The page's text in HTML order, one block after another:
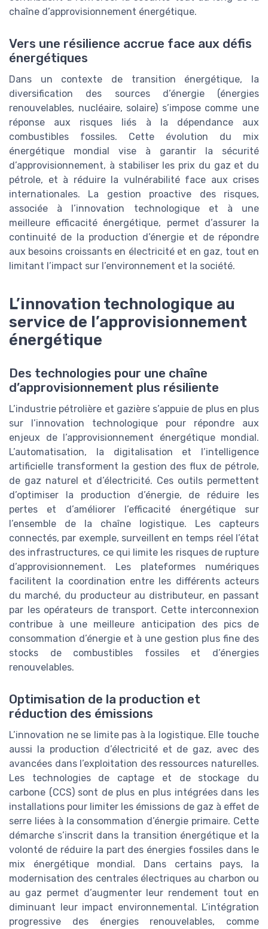
chaîne d’approvisionnement énergétique.
Vers une résilience accrue face aux défis
énergétiques
Dans un contexte de transition énergétique, la
diversification des sources d’énergie (énergies
renouvelables, nucléaire, solaire) s’impose comme une
réponse aux risques liés à la dépendance aux
combustibles fossiles. Cette évolution du mix
énergétique mondial vise à garantir la sécurité
d’approvisionnement, à stabiliser les prix du gaz et du
pétrole, et à réduire la vulnérabilité face aux crises
internationales. La gestion proactive des risques,
associée à l’innovation technologique et à une
meilleure efficacité énergétique, permet d’assurer la
continuité de la production d’énergie et de répondre
aux besoins croissants en électricité et en gaz, tout en
limitant l’impact sur l’environnement et la société.
L’innovation technologique au
service de l’approvisionnement
énergétique
Des technologies pour une chaîne
d’approvisionnement plus résiliente
L’industrie pétrolière et gazière s’appuie de plus en plus
sur l’innovation technologique pour répondre aux
enjeux de l’approvisionnement énergétique mondial.
L’automatisation, la digitalisation et l’intelligence
artificielle transforment la gestion des flux de pétrole,
de gaz naturel et d’électricité. Ces outils permettent
d’optimiser la production d’énergie, de réduire les
pertes et d’améliorer l’efficacité énergétique sur
l’ensemble de la chaîne logistique. Les capteurs
connectés, par exemple, surveillent en temps réel l’état
des infrastructures, ce qui limite les risques de rupture
d’approvisionnement. Les plateformes numériques
facilitent la coordination entre les différents acteurs
du marché, du producteur au distributeur, en passant
par les opérateurs de transport. Cette interconnexion
contribue à une meilleure anticipation des pics de
consommation d’énergie et à une gestion plus fine des
stocks de combustibles fossiles et d’énergies
renouvelables.
Optimisation de la production et
réduction des émissions
L’innovation ne se limite pas à la logistique. Elle touche
aussi la production d’électricité et de gaz, avec des
avancées dans l’exploitation des ressources naturelles.
Les technologies de captage et de stockage du
carbone (CCS) sont de plus en plus intégrées dans les
installations pour limiter les émissions de gaz à effet de
serre liées à la consommation d’énergie primaire. Cette
démarche s’inscrit dans la transition énergétique et la
volonté de réduire la part des énergies fossiles dans le
mix énergétique mondial. Dans certains pays, la
modernisation des centrales électriques au charbon ou
au gaz permet d’augmenter leur rendement tout en
diminuant leur impact environnemental. L’intégration
progressive des énergies renouvelables, comme